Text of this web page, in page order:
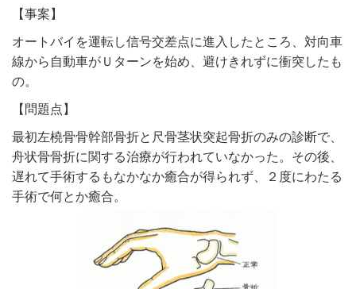
【事案】
オートバイを運転し信号交差点に進入したところ、対向車
線から自動車がＵターンを始め、避けきれずに衝突したも
の。
【問題点】
最初左橈骨骨幹部骨折と尺骨茎状突起骨折のみの診断で、
舟状骨骨折に関する治療が行われていなかった。その後、
遅れて手術するもなかなか癒合が得られず、２度にわたる
手術で何とか癒合。